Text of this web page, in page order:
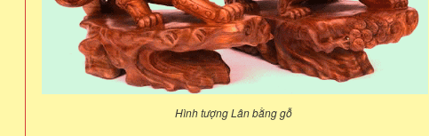
Hình tượng Lân bằng gỗ